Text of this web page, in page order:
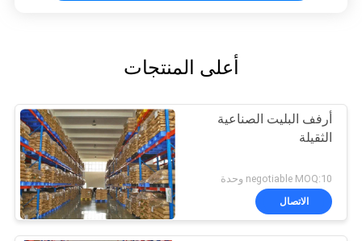
أعلى المنتجات
أرفف البليت الصناعية
الثقيلة
negotiable MOQ:10 وحدة
الاتصال